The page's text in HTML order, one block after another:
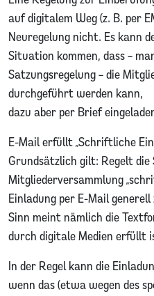
auf digitalem Weg (z. B. per
Neuregelung nicht. Es kann
Situation kommen, dass –
Satzungsregelung – die
durchgeführt werden kann,
dazu aber per Brief
E-Mail erfüllt „Schriftliche
Grundsätzlich gilt: Regelt die
Mitgliederversammlung
Einladung per E-Mail
Sinn meint nämlich die
durch digitale Medien erfüllt
In der Regel kann die
wenn das (etwa wegen des